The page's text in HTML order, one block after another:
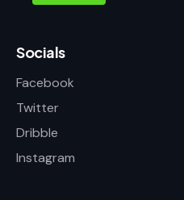
Socials
Facebook
Twitter
Dribble
Instagram